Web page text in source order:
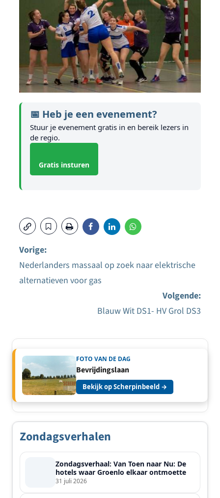
📅 Heb je een evenement?
Stuur je evenement gratis in en bereik lezers in
de regio.
Gratis insturen
Bericht
Vorige:
Nederlanders massaal op zoek naar elektrische
alternatieven voor gas
Volgende:
Blauw Wit DS1- HV Grol DS3
FOTO VAN DE DAG
Bevrijdingslaan
Bekijk op Scherpinbeeld →
Zondagsverhalen
Zondagsverhaal: Van Toen naar Nu: De
hotels waar Groenlo elkaar ontmoette
31 juli 2026